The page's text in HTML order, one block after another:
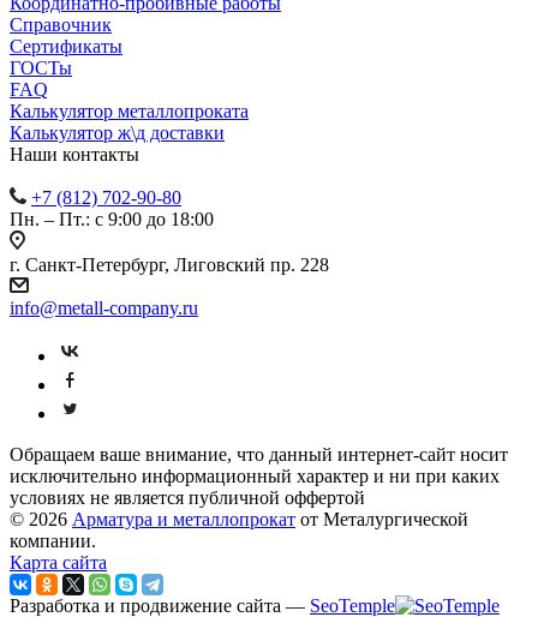
Справочник
Сертификаты
ГОСТы
FAQ
Калькулятор металлопроката
Калькулятор ж\д доставки
Наши контакты
+7 (812) 702-90-80
Пн. – Пт.: с 9:00 до 18:00
г. Санкт-Петербург, Лиговский пр. 228
info@metall-company.ru
Обращаем ваше внимание, что данный интернет-сайт носит
исключительно информационный характер и ни при каких
условиях не является публичной оффертой
© 2026 Арматура и металлопрокат от Металургической
компании.
Карта сайта
Разработка и продвижение сайта — SeoTemple